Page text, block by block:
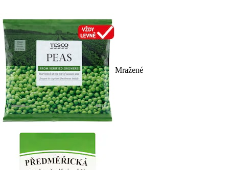
Mražené